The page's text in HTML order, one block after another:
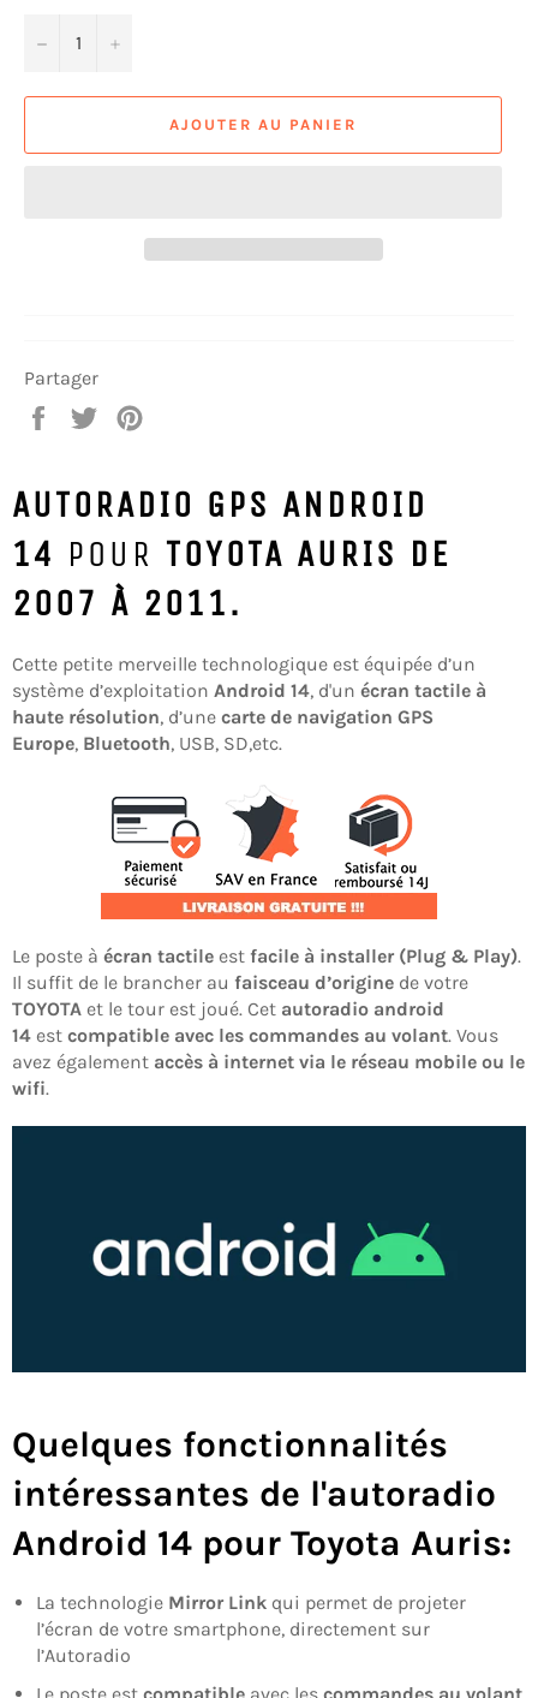
− +
AJOUTER AU PANIER
Partager
PartagerTweeter
AUTORADIO GPS ANDROID
14 POUR TOYOTA AURIS DE
2007 À 2011.
Cette petite merveille technologique est équipée d’un
système d’exploitation Android 14, d'un écran tactile à
haute résolution, d’une carte de navigation GPS
Europe, Bluetooth, USB, SD,etc.
Le poste à écran tactile est facile à installer (Plug & Play).
Il suffit de le brancher au faisceau d’origine de votre
TOYOTA et le tour est joué. Cet autoradio android
14 est compatible avec les commandes au volant. Vous
avez également accès à internet via le réseau mobile ou le
wifi.
Quelques fonctionnalités
intéressantes de l'autoradio
Android 14 pour Toyota Auris:
La technologie Mirror Link qui permet de projeter
l’écran de votre smartphone, directement sur
l’Autoradio